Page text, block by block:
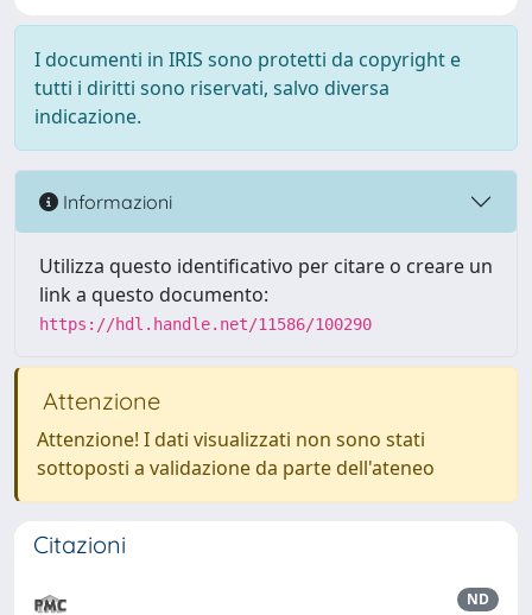
I documenti in IRIS sono protetti da copyright e
tutti i diritti sono riservati, salvo diversa
indicazione.
Informazioni
Utilizza questo identificativo per citare o creare un
link a questo documento:
https://hdl.handle.net/11586/100290
Attenzione
Attenzione! I dati visualizzati non sono stati
sottoposti a validazione da parte dell'ateneo
Citazioni
ND